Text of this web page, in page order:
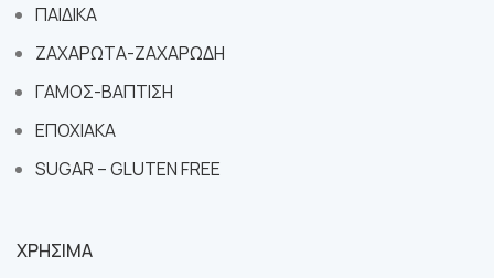
ΠΑΙΔΙΚΑ
ΖΑΧΑΡΩΤΑ-ΖΑΧΑΡΩΔΗ
ΓΑΜΟΣ-ΒΑΠΤΙΣΗ
ΕΠΟΧΙΑΚΑ
SUGAR – GLUTEN FREE
ΧΡΗΣΙΜΑ